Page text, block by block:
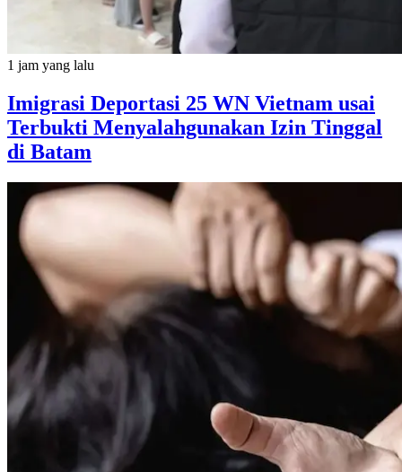
1 jam yang lalu
Imigrasi Deportasi 25 WN Vietnam usai
Terbukti Menyalahgunakan Izin Tinggal
di Batam